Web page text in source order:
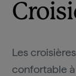
Les
confortable